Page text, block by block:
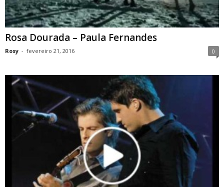
Rosa Dourada – Paula Fernandes
Rosy - fevereiro 21, 2016 0